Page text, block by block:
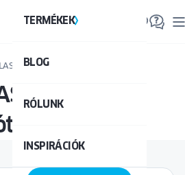
TERMÉKEK
BLOG
RÓLUNK
INSPIRÁCIÓK
ablakokat vásárolni?